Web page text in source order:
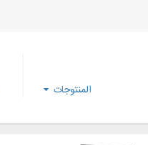
المنتوجات